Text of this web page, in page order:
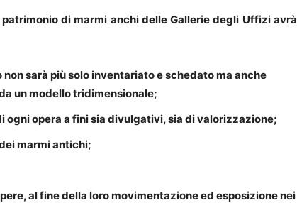
di marmi anchi delle Gallerie degli Uffizi avrà
sarà più solo inventariato e schedato ma anche
un modello tridimensionale;
ogni opera a fini sia divulgativi, sia di valorizzazione;
marmi antichi;
al fine della loro movimentazione ed esposizione nei